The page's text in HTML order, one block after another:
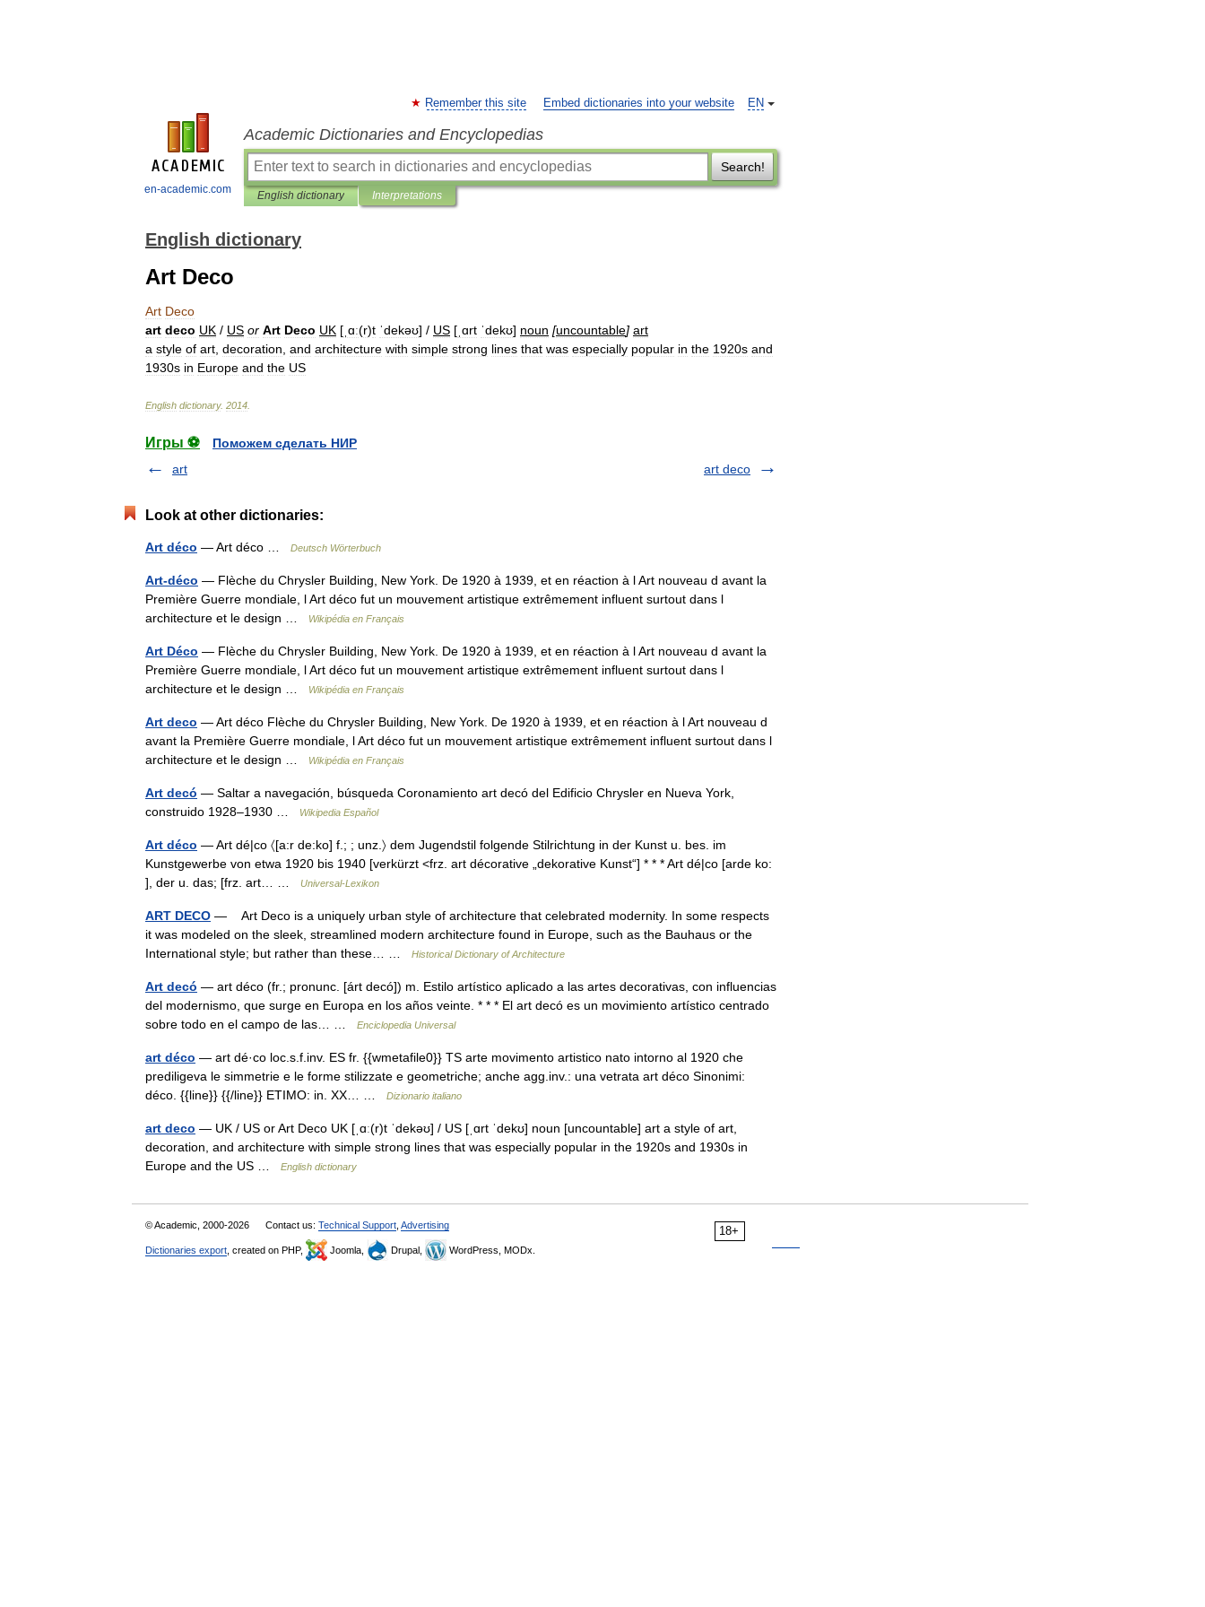
en-academic.com
EN
Remember this site Embed dictionaries into your website
Academic Dictionaries and Encyclopedias
Search!
English dictionary Interpretations
English dictionary
Art Deco
Art Deco
art deco UK / US or Art Deco UK [ ˌɑː(r)t ˈdekəʊ] / US [ ˌɑrt ˈdekʊ] noun [uncountable] art
a style of art decoration and architecture with simple strong lines that was especially popular in the 1920s and
1930s in Europe and the US
English dictionary. 2014
Игры ⚽
Поможем сделать НИР
art
art deco
Look at other dictionaries:
Art déco — Art déco … Deutsch Wörterbuch
Art-déco — Flèche du Chrysler Building, New York. De 1920 à 1939, et en réaction à l Art nouveau d avant la
Première Guerre mondiale, l Art déco fut un mouvement artistique extrêmement influent surtout dans l
architecture et le design …
Wikipédia en Français
Art Déco — Flèche du Chrysler Building, New York. De 1920 à 1939, et en réaction à l Art nouveau d avant la
Première Guerre mondiale, l Art déco fut un mouvement artistique extrêmement influent surtout dans l
architecture et le design …
Wikipédia en Français
Art deco — Art déco Flèche du Chrysler Building, New York. De 1920 à 1939, et en réaction à l Art nouveau d
avant la Première Guerre mondiale, l Art déco fut un mouvement artistique extrêmement influent surtout dans l
architecture et le design …
Wikipédia en Français
Art decó — Saltar a navegación, búsqueda Coronamiento art decó del Edificio Chrysler en Nueva York,
construido 1928–1930 …
Wikipedia Español
Art déco — Art dé|co 〈[a:r de:ko] f.; ; unz.〉 dem Jugendstil folgende Stilrichtung in der Kunst u. bes. im
Kunstgewerbe von etwa 1920 bis 1940 [verkürzt <frz. art décorative „dekorative Kunst“] * * * Art dé|co [arde ko:
], der u. das; [frz. art… …
Universal-Lexikon
ART DECO — Art Deco is a uniquely urban style of architecture that celebrated modernity. In some respects
it was modeled on the sleek, streamlined modern architecture found in Europe, such as the Bauhaus or the
International style; but rather than these… …
Historical Dictionary of Architecture
Art decó — art déco (fr.; pronunc. [árt decó]) m. Estilo artístico aplicado a las artes decorativas, con influencias
del modernismo, que surge en Europa en los años veinte. * * * El art decó es un movimiento artístico centrado
sobre todo en el campo de las… …
Enciclopedia Universal
art déco — art dé·co loc.s.f.inv. ES fr. {{wmetafile0}} TS arte movimento artistico nato intorno al 1920 che
prediligeva le simmetrie e le forme stilizzate e geometriche; anche agg.inv.: una vetrata art déco Sinonimi:
déco. {{line}} {{/line}} ETIMO: in. XX… …
Dizionario italiano
art deco — UK / US or Art Deco UK [ˌɑː(r)t ˈdekəʊ] / US [ˌɑrt ˈdekʊ] noun [uncountable] art a style of art,
decoration, and architecture with simple strong lines that was especially popular in the 1920s and 1930s in
Europe and the US …
English dictionary
18+
© Academic, 2000-2026 Contact us: Technical Support Advertising
Dictionaries export , created on PHP, Joomla, Drupal, WordPress, MODx.